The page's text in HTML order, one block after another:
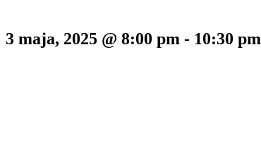
3 maja, 2025 @ 8:00 pm - 10:30 pm